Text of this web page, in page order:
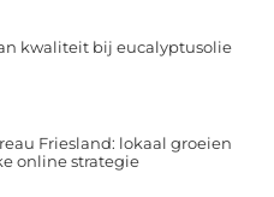
kwaliteit bij eucalyptusolie
Friesland: lokaal groeien
online strategie